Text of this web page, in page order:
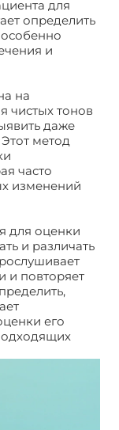
для
определить
особенно
и
на
чистых тонов
даже
метод
часто
изменений
для оценки
и различать
и повторяет
его